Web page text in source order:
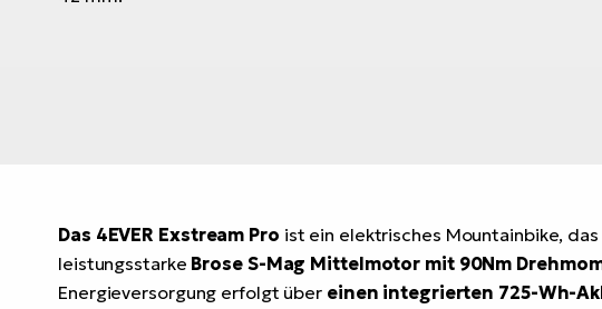
Das 4EVER Exstream Pro ist ein elektrisches Mountainbike,
leistungsstarke Brose S-Mag Mittelmotor mit 90Nm
Energieversorgung erfolgt über einen integrierten 725-Wh-